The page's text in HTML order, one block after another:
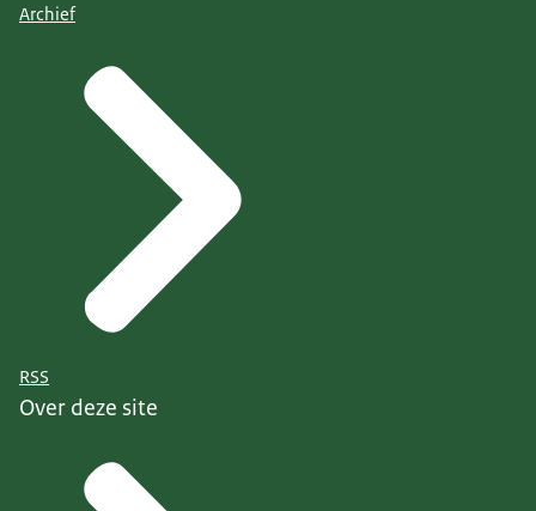
Archief
RSS
Over deze site